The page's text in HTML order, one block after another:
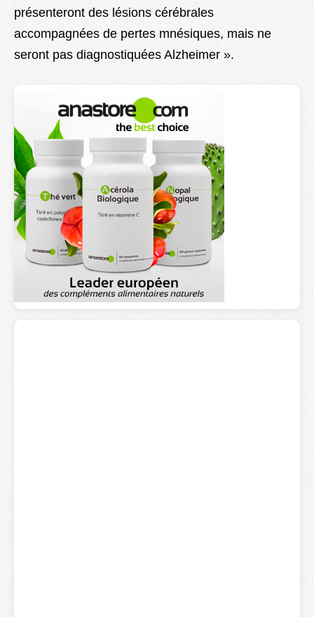
présenteront des lésions cérébrales
accompagnées de pertes mnésiques, mais ne
seront pas diagnostiquées Alzheimer ».